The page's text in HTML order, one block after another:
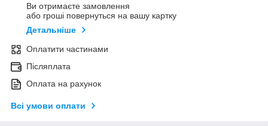
Ви отримаєте замовлення
або гроші повернуться на вашу картку
Детальніше
Оплатити частинами
Післяплата
Оплата на рахунок
Всі умови оплати